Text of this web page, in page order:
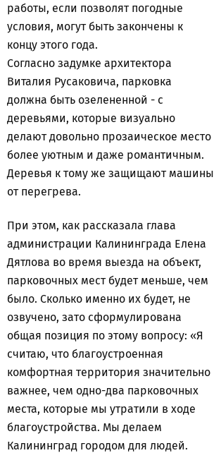
работы, если позволят погодные
условия, могут быть закончены к
концу этого года.
Согласно задумке архитектора
Виталия Русаковича, парковка
должна быть озелененной - с
деревьями, которые визуально
делают довольно прозаическое место
более уютным и даже романтичным.
Деревья к тому же защищают машины
от перегрева.
При этом, как рассказала глава
администрации Калининграда Елена
Дятлова во время выезда на объект,
парковочных мест будет меньше, чем
было. Сколько именно их будет, не
озвучено, зато сформулирована
общая позиция по этому вопросу: «Я
считаю, что благоустроенная
комфортная территория значительно
важнее, чем одно-два парковочных
места, которые мы утратили в ходе
благоустройства. Мы делаем
Калининград городом для людей.